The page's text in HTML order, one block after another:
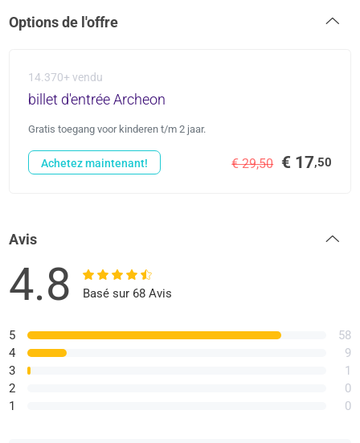
Options de l'offre
14.370+ vendu
billet d'entrée Archeon
Gratis toegang voor kinderen t/m 2 jaar.
€ 29,50 € 17,50
Achetez maintenant!
Avis
4.8 Basé sur 68 Avis
5
4
3
2
1
58
9
1
0
0